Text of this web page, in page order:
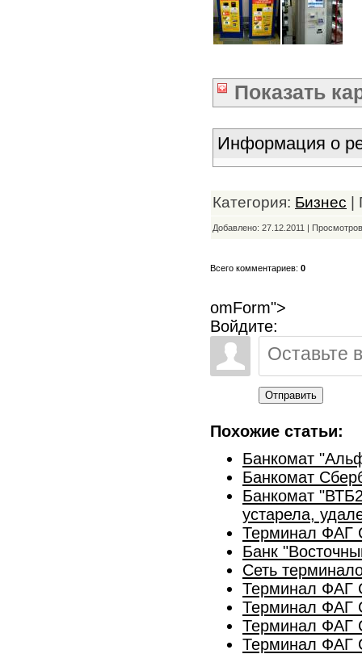
Показать
Информация о
Категория: Бизнес |
Добавлено: 27.12.2011 |
Всего комментариев: 0
omForm">
Войдите:
Отправить
Похожие статьи:
Банкомат
Банкомат
Банкомат
устарела,
Терминал ФАГ
Банк
Сеть
Терминал ФАГ
Терминал ФАГ
Терминал ФАГ
Терминал ФАГ